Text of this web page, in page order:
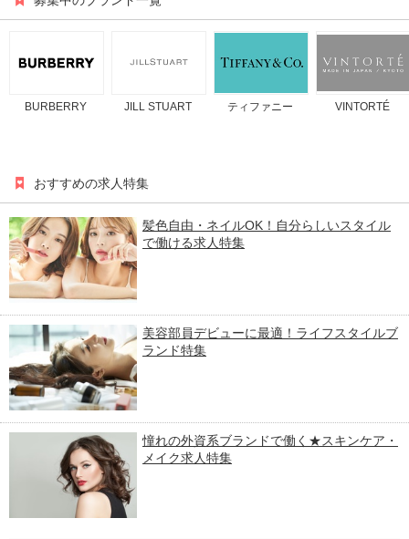
BURBERRY JILL STUART ティファニー VINTORTÉ
おすすめの求人特集
髪色自由・ネイルOK！自分らしいスタイル
で働ける求人特集
美容部員デビューに最適！ライフスタイルブ
ランド特集
憧れの外資系ブランドで働く★スキンケア・
メイク求人特集